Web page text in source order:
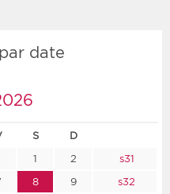
date
S D
1 2
s31
8 9
s32